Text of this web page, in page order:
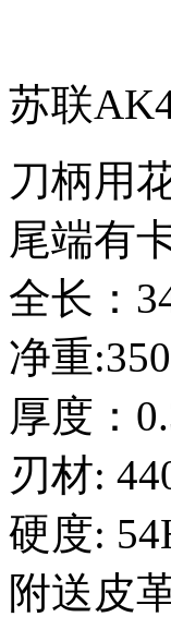
苏联
刀柄用
尾端有
全长：
净重
厚度：
刃材:
硬度:
附送皮